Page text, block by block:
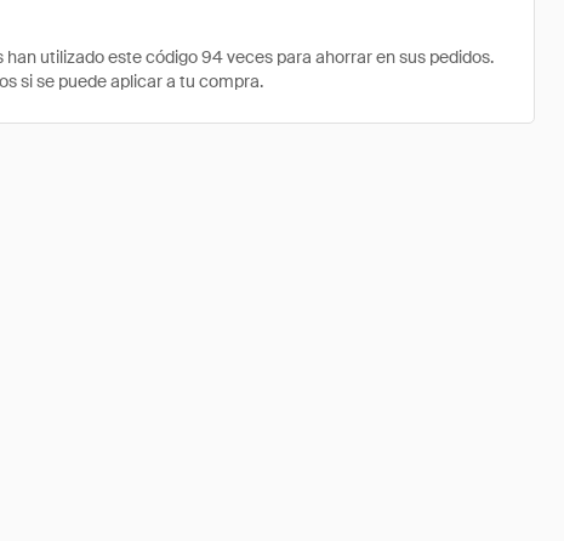
utilizado este código 94 veces para ahorrar en sus pedidos.
si se puede aplicar a tu compra.